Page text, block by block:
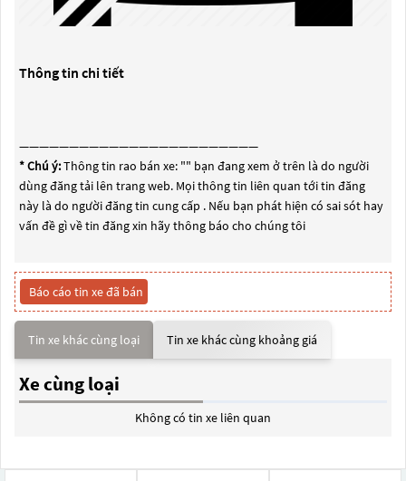
Thông tin chi tiết
————————————————————————
* Chú ý:Thông tin rao bán xe: "" bạn đang xem ở trên là do người
dùng đăng tải lên trang web. Mọi thông tin liên quan tới tin đăng
này là do người đăng tin cung cấp . Nếu bạn phát hiện có sai sót hay
vấn đề gì về tin đăng xin hãy thông báo cho chúng tôi
Báo cáo tin xe đã bán
Tin xe khác cùng loại Tin xe khác cùng khoảng giá
Xe cùng loại
Không có tin xe liên quan